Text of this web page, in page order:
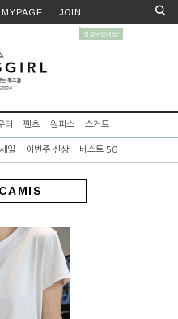
MYPAGE JOIN
터 팬츠 원피스 스커트
세일 이번주 신상 베스트 50